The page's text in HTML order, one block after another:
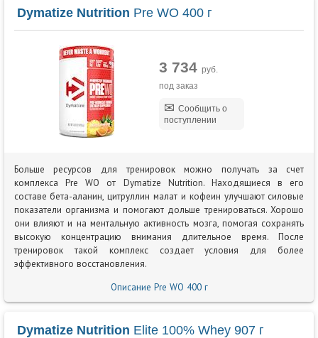
Dymatize Nutrition Pre WO 400 г
3 734 руб.
под заказ
Сообщить о
поступлении
Больше ресурсов для тренировок можно получать за счет
комплекса Pre WO от Dymatize Nutrition. Находящиеся в его
составе бета-аланин, цитруллин малат и кофеин улучшают силовые
показатели организма и помогают дольше тренироваться. Хорошо
они влияют и на ментальную активность мозга, помогая сохранять
высокую концентрацию внимания длительное время. После
тренировок такой комплекс создает условия для более
эффективного восстановления.
Описание Pre WO 400 г
Dymatize Nutrition Elite 100% Whey 907 г